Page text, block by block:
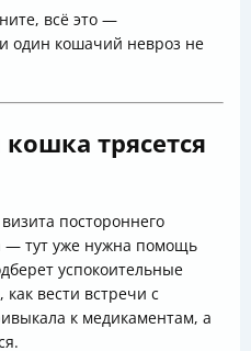
всё это —
один кошачий невроз не
трясется
постороннего
— тут уже нужна помощь
успокоительные
вести встречи с
к медикаментам, а